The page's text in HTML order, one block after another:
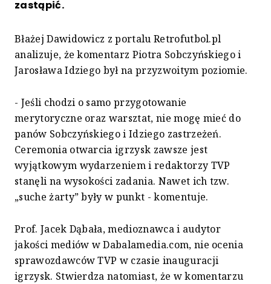
zastąpić.
Błażej Dawidowicz z portalu Retrofutbol.pl
analizuje, że komentarz Piotra Sobczyńskiego i
Jarosława Idziego był na przyzwoitym poziomie.
- Jeśli chodzi o samo przygotowanie
merytoryczne oraz warsztat, nie mogę mieć do
panów Sobczyńskiego i Idziego zastrzeżeń.
Ceremonia otwarcia igrzysk zawsze jest
wyjątkowym wydarzeniem i redaktorzy TVP
stanęli na wysokości zadania. Nawet ich tzw.
„suche żarty” były w punkt - komentuje.
Prof. Jacek Dąbała, medioznawca i audytor
jakości mediów w Dabalamedia.com, nie ocenia
sprawozdawców TVP w czasie inauguracji
igrzysk. Stwierdza natomiast, że w komentarzu